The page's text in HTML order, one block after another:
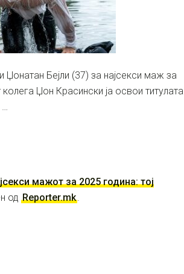
Џонатан Бејли (37) за најсекси маж за
Џон Красински ја освои титулата
…
мажот за 2025 година: тој
од Reporter.mk.